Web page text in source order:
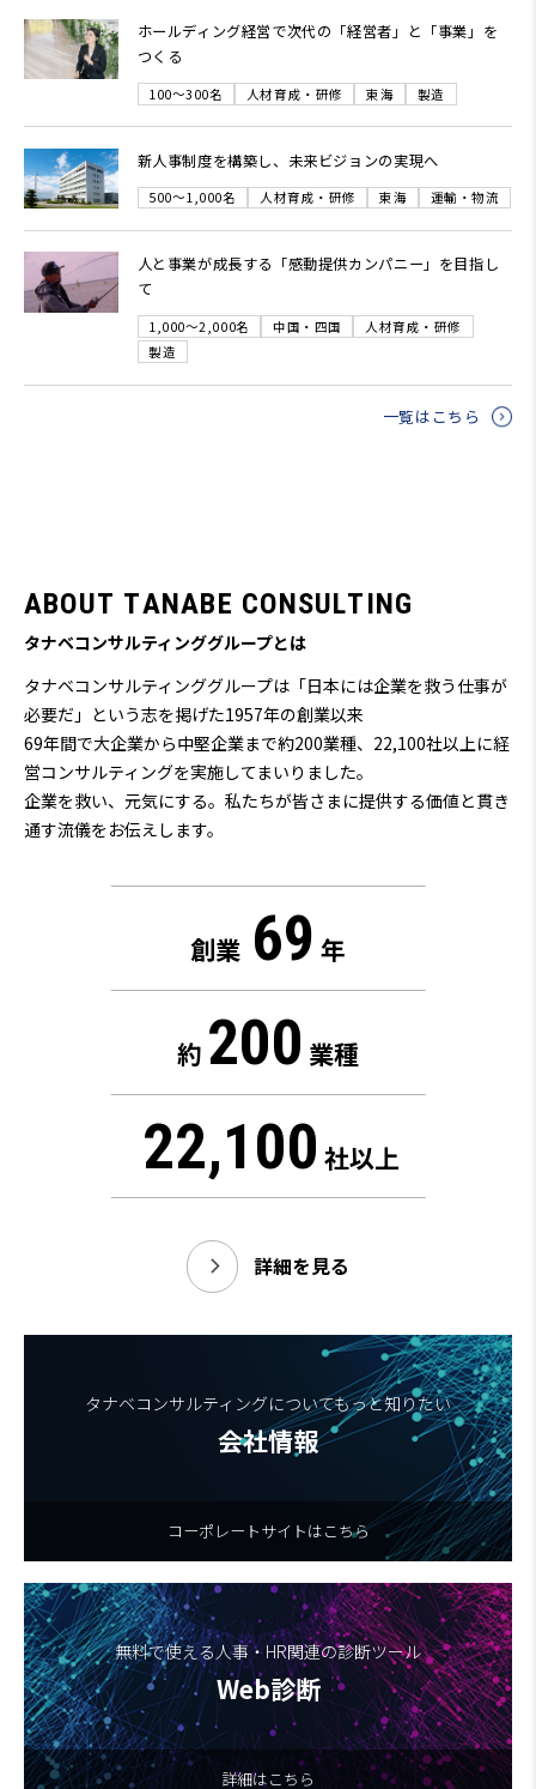
ホールディング経営で次代の「経営者」と「事業」を
つくる
100～300名 人材育成・研修 東海 製造
新人事制度を構築し、未来ビジョンの実現へ
500～1,000名 人材育成・研修 東海 運輸・物流
人と事業が成長する「感動提供カンパニー」を目指し
て
1,000～2,000名 中国・四国
人材育成・研修
製造
一覧はこちら
ABOUT TANABE CONSULTING
タナベコンサルティンググループとは
タナベコンサルティンググループは「日本には企業を救う仕事が
必要だ」という志を掲げた1957年の創業以来
69年間で大企業から中堅企業まで約200業種、22,100社以上に経
営コンサルティングを実施してまいりました。
企業を救い、元気にする。私たちが皆さまに提供する価値と貫き
通す流儀をお伝えします。
創業 69 年
約 200 業種
22,100 社以上
詳細を見る
タナベコンサルティングについてもっと知りたい
会社情報
コーポレートサイトはこちら
無料で使える人事・HR関連の診断ツール
Web診断
詳細はこちら